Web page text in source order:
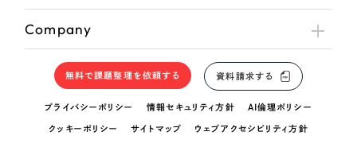
Company
無料で課題整理を依頼する 資料請求する
プライバシーポリシー 情報セキュリティ方針 AI倫理ポリシー
クッキーポリシー サイトマップ ウェブアクセシビリティ方針